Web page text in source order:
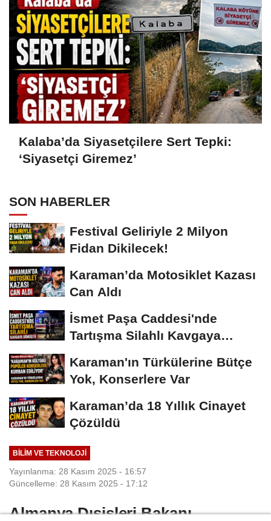
Kalaba’da Siyasetçilere Sert Tepki:
‘Siyasetçi Giremez’
SON HABERLER
Festival Geliriyle 2 Milyon
Fidan Dikilecek!
Karaman’da Motosiklet Kazası
Can Aldı
İsmet Paşa Caddesi'nde
Tartışma Silahlı Kavgaya
Karaman'ın Türkülerine Bütçe
Yok, Konserlere Var
Karaman’da 18 Yıllık Cinayet
Çözüldü
BILIM VE TEKNOLOJI
Yayınlanma: 28 Kasım 2025 - 16:57
Güncelleme: 28 Kasım 2025 - 17:12
Almanya Dışişleri Bakanı